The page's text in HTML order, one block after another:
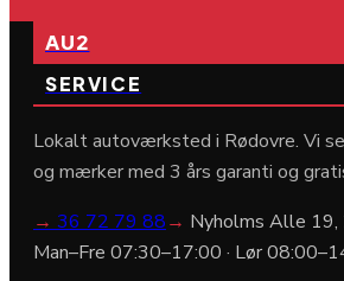
AU2
SERVICE
Lokalt autoværksted i Rødovre. Vi
og mærker med 3 års garanti og
→ 36 72 79 88→ Nyholms Alle
Man–Fre 07:30–17:00 · Lør